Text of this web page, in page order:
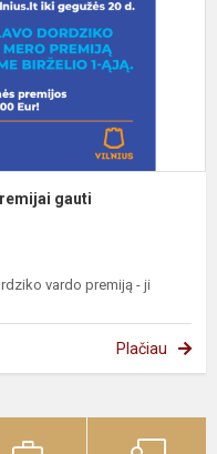
gauti
vardo premiją - ji
Plačiau